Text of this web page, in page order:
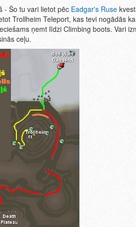
- Šo tu vari lietot pēc Eadgar's Ruse
Trollheim Teleport, kas tevi nogādās
ņemt līdzi Climbing boots. Vari
ceļu.